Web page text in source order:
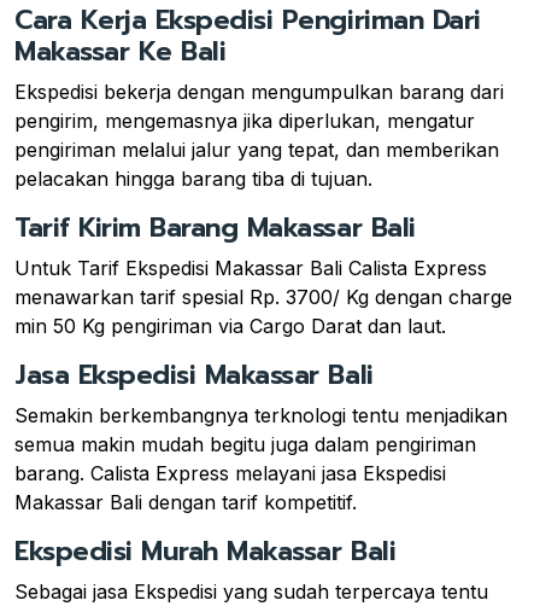
Cara Kerja Ekspedisi Pengiriman Dari
Makassar Ke Bali
Ekspedisi bekerja dengan mengumpulkan barang dari
pengirim, mengemasnya jika diperlukan, mengatur
pengiriman melalui jalur yang tepat, dan memberikan
pelacakan hingga barang tiba di tujuan.
Tarif Kirim Barang Makassar Bali
Untuk Tarif Ekspedisi Makassar Bali Calista Express
menawarkan tarif spesial Rp. 3700/ Kg dengan charge
min 50 Kg pengiriman via Cargo Darat dan laut.
Jasa Ekspedisi Makassar Bali
Semakin berkembangnya terknologi tentu menjadikan
semua makin mudah begitu juga dalam pengiriman
barang. Calista Express melayani jasa Ekspedisi
Makassar Bali dengan tarif kompetitif.
Ekspedisi Murah Makassar Bali
Sebagai jasa Ekspedisi yang sudah terpercaya tentu